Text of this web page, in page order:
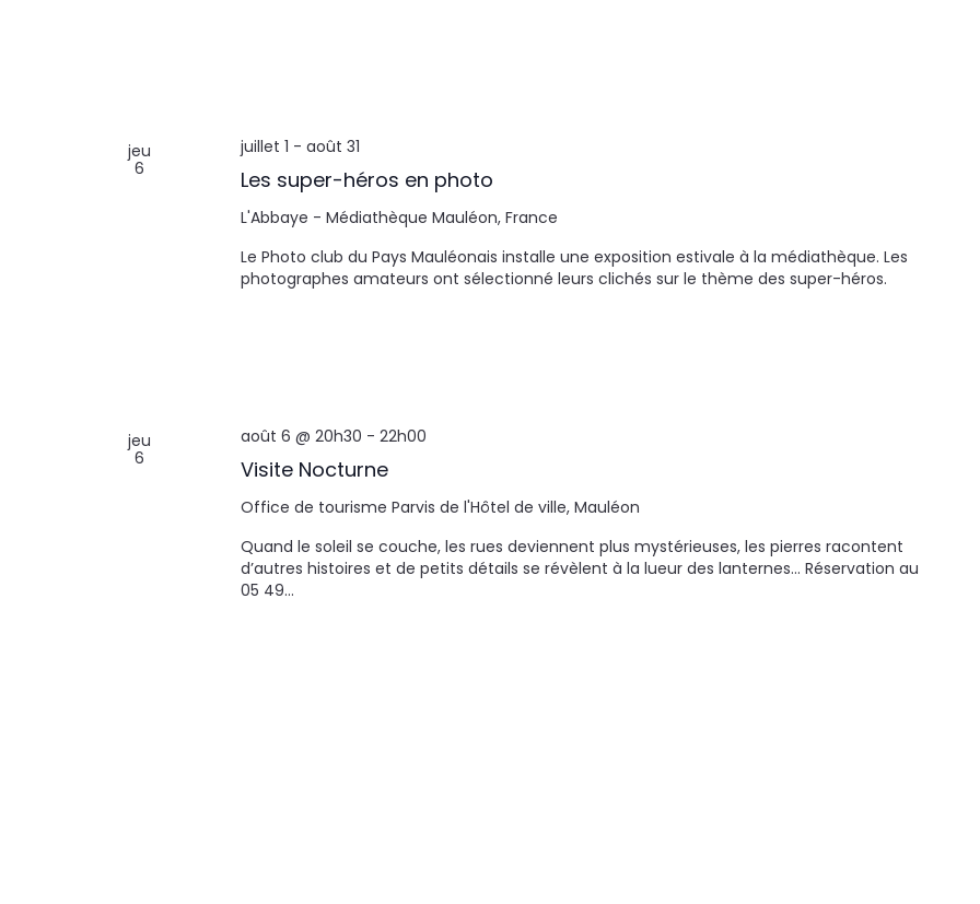
jeu
6
Les super-héros en photo
juillet 1 - août 31
L'Abbaye - Médiathèque Mauléon, France
Le Photo club du Pays Mauléonais installe une exposition estivale à la médiathèque. Les
photographes amateurs ont sélectionné leurs clichés sur le thème des super-héros.
jeu
6
Visite Nocturne
août 6 @ 20h30 - 22h00
Office de tourisme Parvis de l'Hôtel de ville, Mauléon
Quand le soleil se couche, les rues deviennent plus mystérieuses, les pierres racontent
d’autres histoires et de petits détails se révèlent à la lueur des lanternes... Réservation au
05 49…